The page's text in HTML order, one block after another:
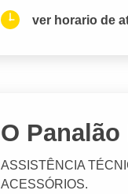
ver horario de
O
ASSISTÊNCIA
ACESSÓRIOS.